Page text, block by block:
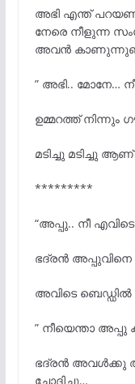
അഭി എന്ത്
നേരെ നീളുന്ന
അവന്
” അഭി.. മോനേ…
ഉമ്മറത്ത് നിന്നും
മടിച്ചു മടിച്ചു
*********
“അപ്പു.. നീ
ഭദ്രൻ അപ്പുവിനെ
അവിടെ ബെഡ്ഡിൽ
” നീയെന്താ അപ്പു
ഭദ്രൻ അവള്ക്കു
ചോദിച്ചു…